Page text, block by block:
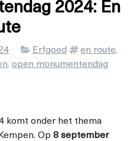
2024: En
Categorieën
Erfgoed Tags
en route,
, open monumentendag
komt onder het thema
Op 8 september